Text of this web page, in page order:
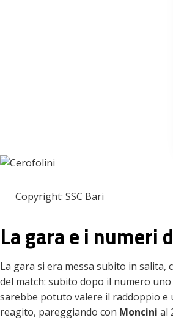
Copyright: SSC Bari
La gara e i numeri
La gara si era messa subito in
del match: subito dopo il numero
sarebbe potuto valere il raddoppio e
reagito, pareggiando con Moncini al